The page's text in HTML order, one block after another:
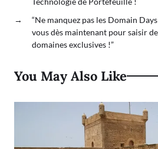
→
“Ne manquez pas les Domain
vous dès maintenant pour saisir
domaines exclusives !”
You May Also Like